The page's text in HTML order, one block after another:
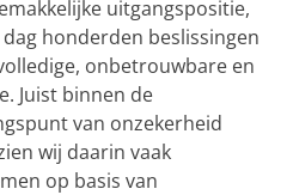
uitgangspositie,
honderden beslissingen
onbetrouwbare en
Juist binnen de
van onzekerheid
wij daarin vaak
op basis van